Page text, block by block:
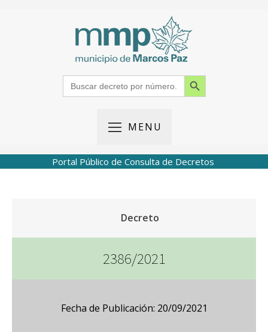
Search
for:
Search Button
MENU
Portal Público de Consulta de Decretos
Decreto
2386/2021
Fecha de Publicación: 20/09/2021